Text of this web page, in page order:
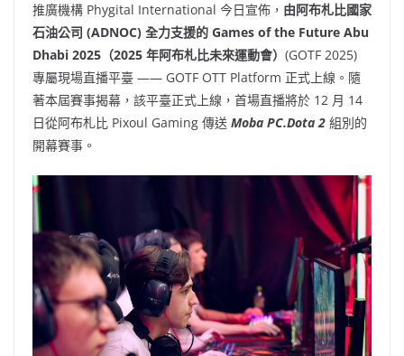
推廣機構 Phygital International 今日宣佈， 由阿布札比國家
石油公司 (ADNOC) 全力支援的 Games of the Future Abu
Dhabi 2025（2025 年阿布札比未來運動會） (GOTF 2025)
專屬現場直播平臺 —— GOTF OTT Platform 正式上線。隨
著本屆賽事揭幕，該平臺正式上線，首場直播將於 12 月 14
日從阿布札比 Pixoul Gaming 傳送 Moba PC.Dota 2 組別的
開幕賽事。